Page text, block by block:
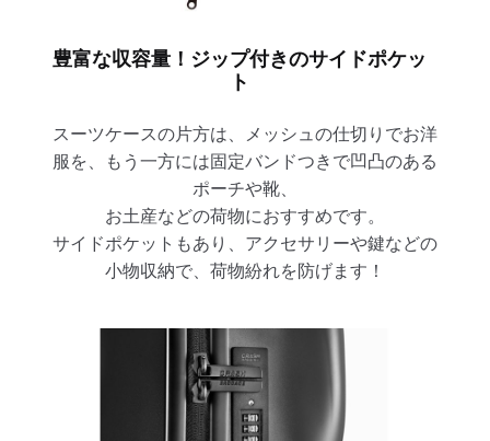
豊富な収容量！ジップ付きのサイドポケッ
ト
スーツケースの片方は、メッシュの仕切りでお洋
服を、もう一方には固定バンドつきで凹凸のある
ポーチや靴、
お土産などの荷物におすすめです。
サイドポケットもあり、アクセサリーや鍵などの
小物収納で、荷物紛れを防げます！